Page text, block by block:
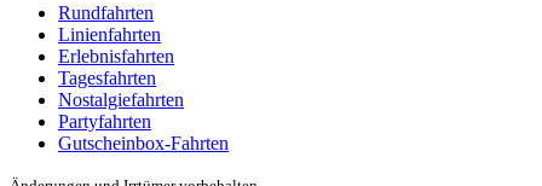
Rundfahrten
Linienfahrten
Erlebnisfahrten
Tagesfahrten
Nostalgiefahrten
Partyfahrten
Gutscheinbox-Fahrten